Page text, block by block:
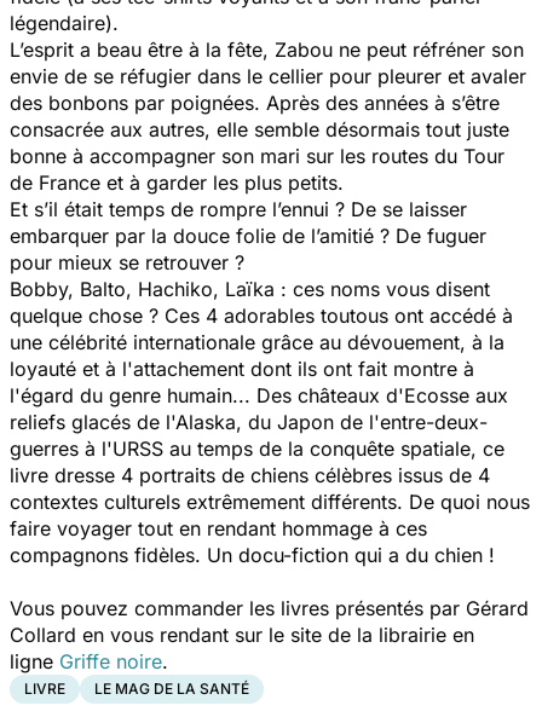
légendaire).
L’esprit a beau être à la fête, Zabou ne peut réfréner son
envie de se réfugier dans le cellier pour pleurer et avaler
des bonbons par poignées. Après des années à s’être
consacrée aux autres, elle semble désormais tout juste
bonne à accompagner son mari sur les routes du Tour
de France et à garder les plus petits.
Et s’il était temps de rompre l’ennui ? De se laisser
embarquer par la douce folie de l’amitié ? De fuguer
pour mieux se retrouver ?
Bobby, Balto, Hachiko, Laïka : ces noms vous disent
quelque chose ? Ces 4 adorables toutous ont accédé à
une célébrité internationale grâce au dévouement, à la
loyauté et à l'attachement dont ils ont fait montre à
l'égard du genre humain... Des châteaux d'Ecosse aux
reliefs glacés de l'Alaska, du Japon de l'entre-deux-
guerres à l'URSS au temps de la conquête spatiale, ce
livre dresse 4 portraits de chiens célèbres issus de 4
contextes culturels extrêmement différents. De quoi nous
faire voyager tout en rendant hommage à ces
compagnons fidèles. Un docu-fiction qui a du chien !
Vous pouvez commander les livres présentés par Gérard
Collard en vous rendant sur le site de la librairie en
ligne Griffe noire.
LIVRE LE MAG DE LA SANTÉ